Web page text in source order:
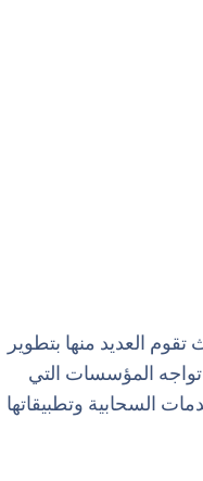
العديد منها بتطوير
تواجه المؤسسات التي
السحابية وتطبيقاتها